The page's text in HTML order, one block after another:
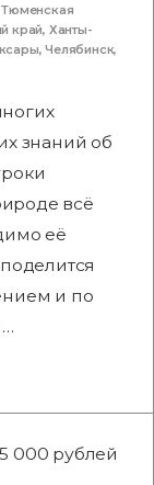
Тюменская
край, Ханты-
,Челябинск,
знаний об
всё
её
и по
000 рублей